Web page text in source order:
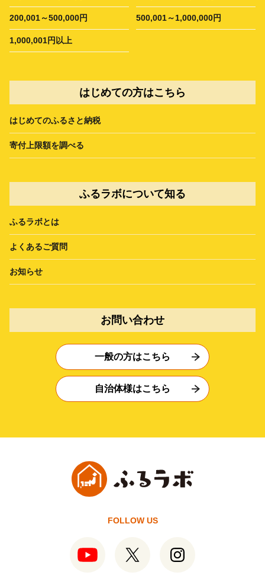
200,001～500,000円 500,001～1,000,000円
1,000,001円以上
はじめての方はこちら
はじめてのふるさと納税
寄付上限額を調べる
ふるラボについて知る
ふるラボとは
よくあるご質問
お知らせ
お問い合わせ
一般の方はこちら
自治体様はこちら
FOLLOW US